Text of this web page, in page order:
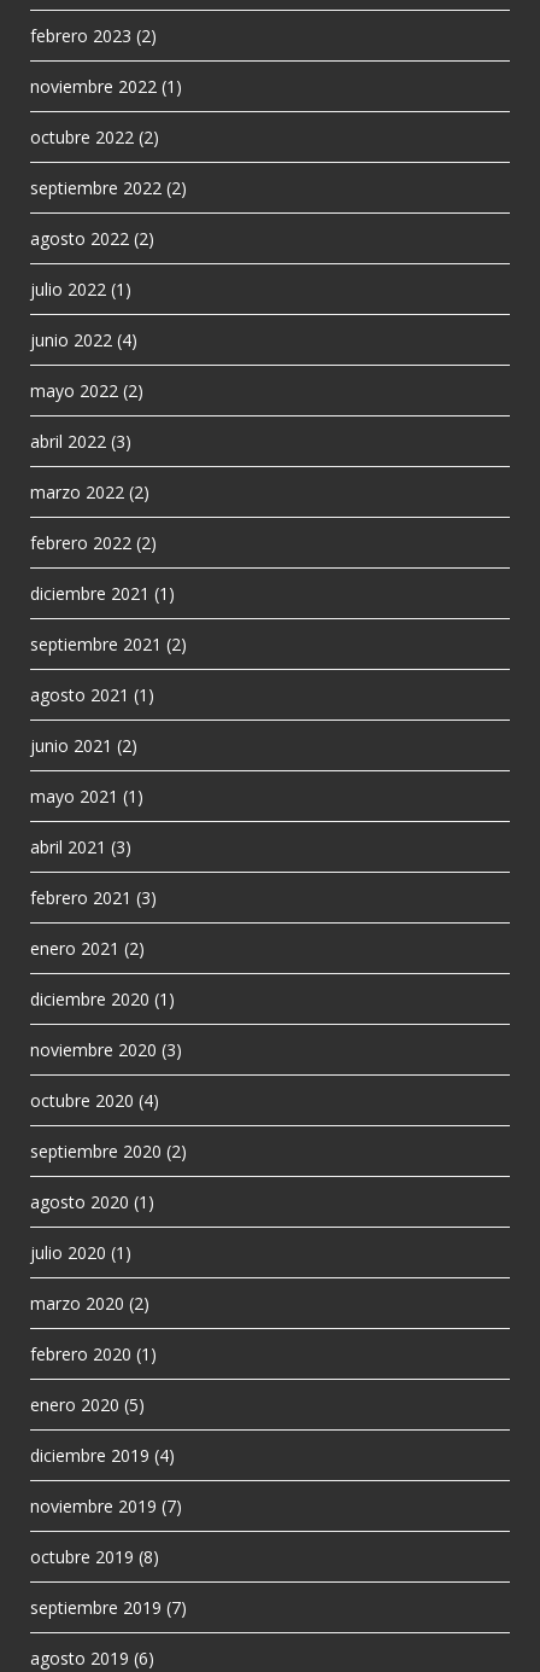
febrero 2023 (2)
noviembre 2022 (1)
octubre 2022 (2)
septiembre 2022 (2)
agosto 2022 (2)
julio 2022 (1)
junio 2022 (4)
mayo 2022 (2)
abril 2022 (3)
marzo 2022 (2)
febrero 2022 (2)
diciembre 2021 (1)
septiembre 2021 (2)
agosto 2021 (1)
junio 2021 (2)
mayo 2021 (1)
abril 2021 (3)
febrero 2021 (3)
enero 2021 (2)
diciembre 2020 (1)
noviembre 2020 (3)
octubre 2020 (4)
septiembre 2020 (2)
agosto 2020 (1)
julio 2020 (1)
marzo 2020 (2)
febrero 2020 (1)
enero 2020 (5)
diciembre 2019 (4)
noviembre 2019 (7)
octubre 2019 (8)
septiembre 2019 (7)
agosto 2019 (6)